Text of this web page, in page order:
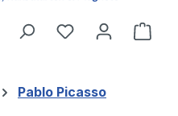
Du hast 0
Pablo Picasso